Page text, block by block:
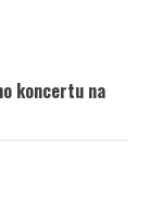
koncertu na